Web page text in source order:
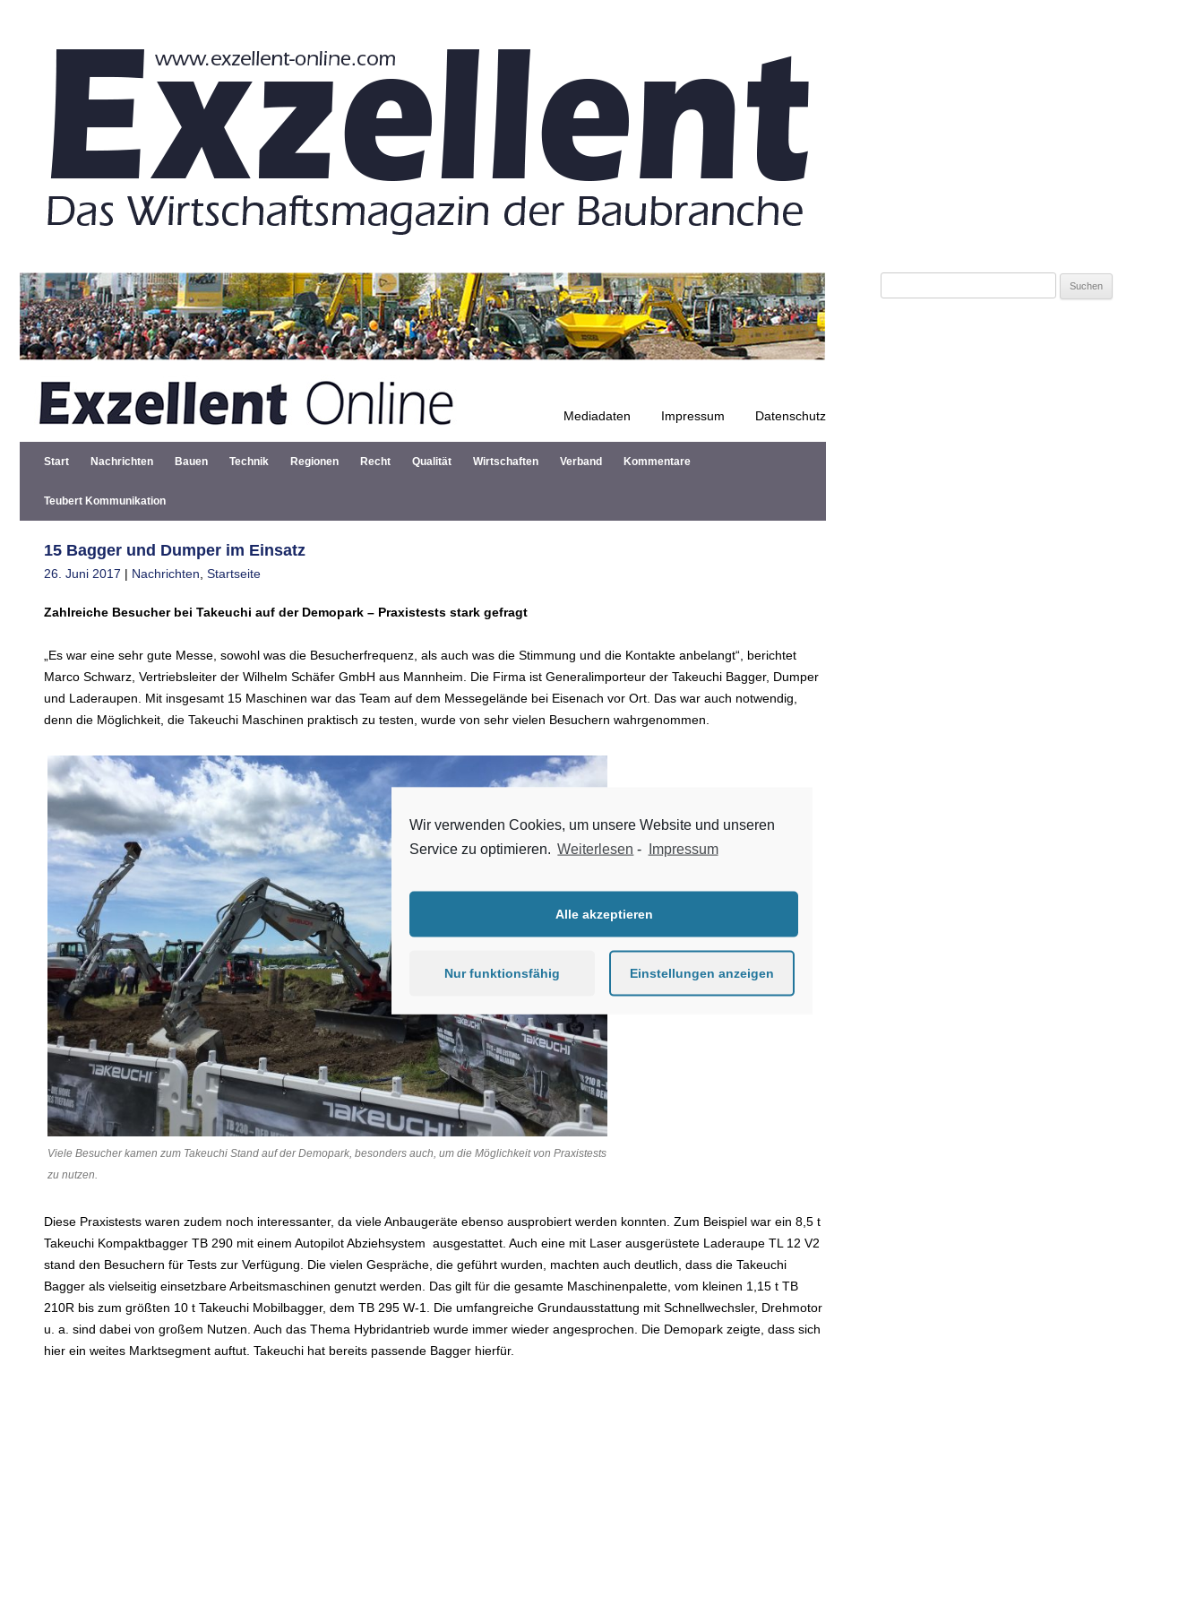
Mediadaten Impressum Datenschutz
Zum Inhalt springen
Start Nachrichten Bauen Technik Regionen Recht Qualität Wirtschaften Verband Kommentare
Teubert Kommunikation
15 Bagger und Dumper im Einsatz
26. Juni 2017 | Nachrichten Startseite
Zahlreiche Besucher bei Takeuchi auf der Demopark – Praxistests stark gefragt
„Es war eine sehr gute Messe, sowohl was die Besucherfrequenz, als auch was die Stimmung und die Kontakte anbelangt“, berichtet
Marco Schwarz, Vertriebsleiter der Wilhelm Schäfer GmbH aus Mannheim. Die Firma ist Generalimporteur der Takeuchi Bagger, Dumper
und Laderaupen. Mit insgesamt 15 Maschinen war das Team auf dem Messegelände bei Eisenach vor Ort. Das war auch notwendig,
denn die Möglichkeit, die Takeuchi Maschinen praktisch zu testen, wurde von sehr vielen Besuchern wahrgenommen.
Viele Besucher kamen zum Takeuchi Stand auf der Demopark, besonders auch, um die Möglichkeit von Praxistests
zu nutzen.
Diese Praxistests waren zudem noch interessanter, da viele Anbaugeräte ebenso ausprobiert werden konnten. Zum Beispiel war ein 8,5 t
Takeuchi Kompaktbagger TB 290 mit einem Autopilot Abziehsystem ausgestattet. Auch eine mit Laser ausgerüstete Laderaupe TL 12 V2
stand den Besuchern für Tests zur Verfügung. Die vielen Gespräche, die geführt wurden, machten auch deutlich, dass die Takeuchi
Bagger als vielseitig einsetzbare Arbeitsmaschinen genutzt werden. Das gilt für die gesamte Maschinenpalette, vom kleinen 1,15 t TB
210R bis zum größten 10 t Takeuchi Mobilbagger, dem TB 295 W-1. Die umfangreiche Grundausstattung mit Schnellwechsler, Drehmotor
u. a. sind dabei von großem Nutzen. Auch das Thema Hybridantrieb wurde immer wieder angesprochen. Die Demopark zeigte, dass sich
hier ein weites Marktsegment auftut. Takeuchi hat bereits passende Bagger hierfür.
Wir verwenden Cookies, um unsere Website und unseren
Service zu optimieren. Weiterlesen - Impressum
Alle akzeptieren
Nur funktionsfähig Einstellungen anzeigen